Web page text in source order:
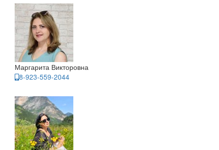
Маргарита Викторовна
8-923-559-2044